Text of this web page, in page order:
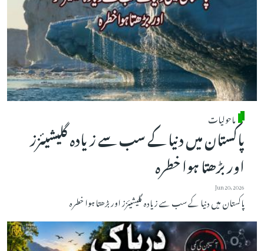
ماحولیات
پاکستان میں دنیا کے سب سے زیادہ گلیشیئزز
اور بڑھتا ہوا خطرہ
Jun 20, 2026
پاکستان میں دنیا کے سب سے زیادہ گلیشیئزز اور بڑھتا ہوا خطرہ